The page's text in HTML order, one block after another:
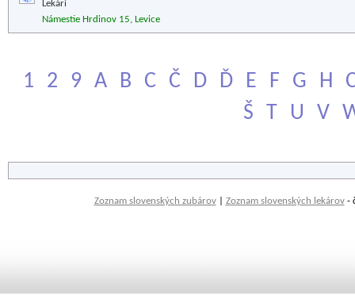
Lekári
Námestie Hrdinov 15, Levice
1 2 9 A B C Č D Ď E F G H
Š
T U V
Zoznam slovenských zubárov| Zoznam slovenských lekárov-